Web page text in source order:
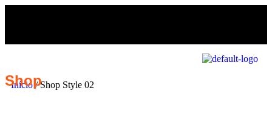
Shop
Início / Shop Style 02